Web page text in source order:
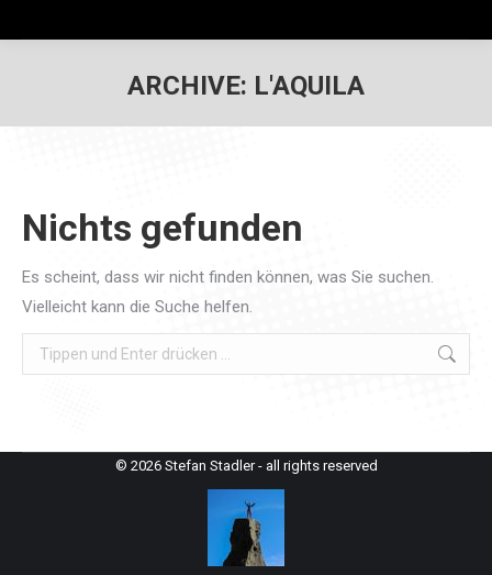
ARCHIVE: L'AQUILA
Nichts gefunden
Es scheint, dass wir nicht finden können, was Sie suchen.
Vielleicht kann die Suche helfen.
Search:
© 2026 Stefan Stadler - all rights reserved